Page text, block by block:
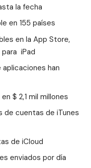
la fecha
en 155 países
en la App Store,
iPad
han
$ 2,1 mil millones
de cuentas de iTunes
de iCloud
enviados por día